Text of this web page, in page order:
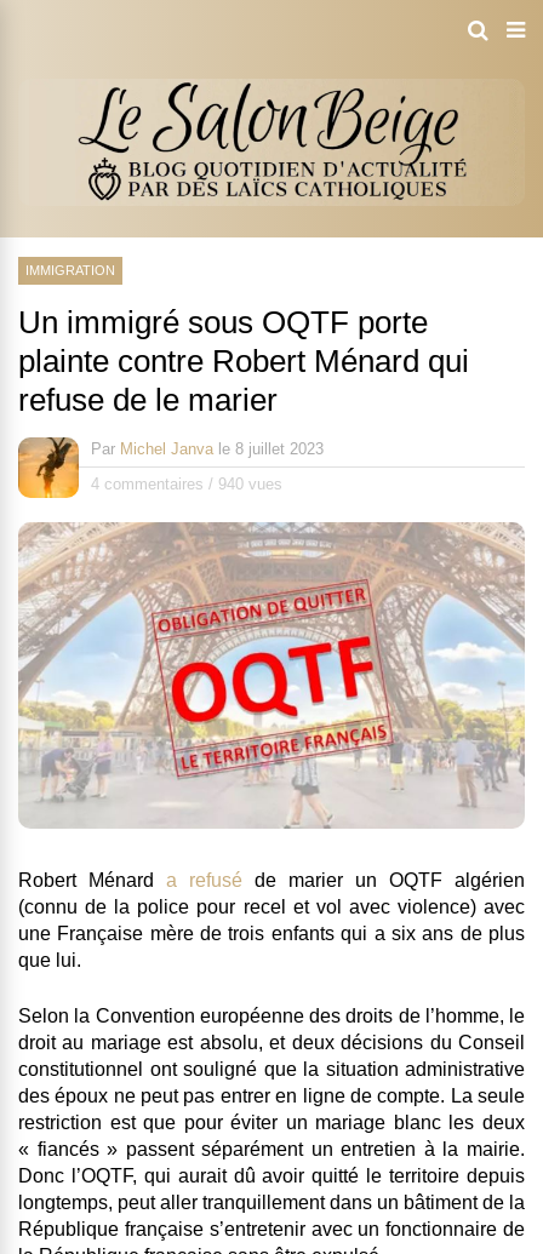
IMMIGRATION
Un immigré sous OQTF porte
plainte contre Robert Ménard qui
refuse de le marier
Par Michel Janva le 8 juillet 2023
4 commentaires / 940 vues
Robert Ménard a refusé de marier un OQTF algérien
(connu de la police pour recel et vol avec violence) avec
une Française mère de trois enfants qui a six ans de plus
que lui.
Selon la Convention européenne des droits de l’homme, le
droit au mariage est absolu, et deux décisions du Conseil
constitutionnel ont souligné que la situation administrative
des époux ne peut pas entrer en ligne de compte. La seule
restriction est que pour éviter un mariage blanc les deux
« fiancés » passent séparément un entretien à la mairie.
Donc l’OQTF, qui aurait dû avoir quitté le territoire depuis
longtemps, peut aller tranquillement dans un bâtiment de la
République française s’entretenir avec un fonctionnaire de